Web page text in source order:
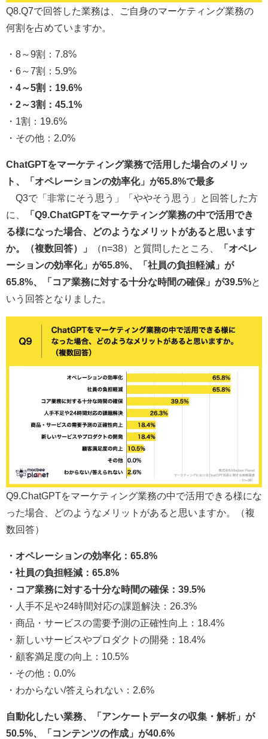
Q8.Q7で回答した業務は、ご自身のマーケティング業務の
何割を占めていますか。
・8～9割：7.8%
・6～7割：5.9%
・4～5割：19.6%
・2～3割：45.1%
・1割：19.6%
・その他：2.0%
ChatGPTをマーケティング業務で活用した場合のメリッ
ト、「オペレーションの効率化」が65.8%で最多
Q3で「非常にそう思う」「ややそう思う」と回答した方
に、
「Q9.ChatGPTをマーケティング業務の中で活用でき
る様になった場合、どのようなメリットがあると思います
か。（複数回答）」
（n=38）と質問したところ、
「オペレ
ーションの効率化」が65.8%、「社員の負担軽減」が
65.8%、「コア業務に対する十分な時間の確保」が39.5%と
いう回答となりました。
Q9.ChatGPTをマーケティング業務の中で活用できる様にな
った場合、どのようなメリットがあると思いますか。（複
数回答）
・オペレーションの効率化：65.8%
・社員の負担軽減：65.8%
・コア業務に対する十分な時間の確保：39.5%
・人手不足や24時間対応の課題解決：26.3%
・商品・サービスの需要予測の正確性向上：18.4%
・新しいサービスやプロダクトの開発：18.4%
・顧客満足度の向上：10.5%
・その他：0.0%
・わからない/答えられない：2.6%
自動化したい業務、「アンケートデータの収集・解析」が
50.5%、「コンテンツの作成」が40.6%